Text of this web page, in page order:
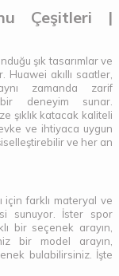
Çeşitleri |
şık tasarımlar ve
Huawei akıllı saatler,
zamanda zarif
deneyim sunar.
şıklık katacak kaliteli
ve ihtiyaca uygun
ve her an
için farklı materyal ve
sunuyor. İster spor
bir seçenek arayın,
bir model arayın,
bulabilirsiniz. İşte